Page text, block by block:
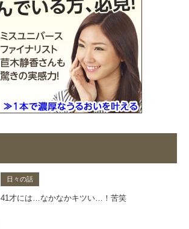
日々の話
41才には…なかなかキツい…！苦笑